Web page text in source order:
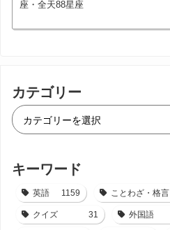
座・全天88星座
カテゴリー
キーワード
英語 1159 ことわざ・格言
クイズ 31 外国語